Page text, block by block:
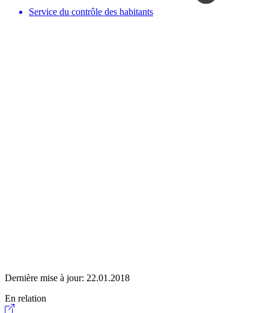
Service du contrôle des habitants
Dernière mise à jour: 22.01.2018
En relation